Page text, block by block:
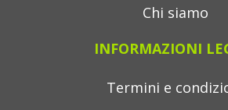
Chi siamo
INFORMAZIONI
Termini e